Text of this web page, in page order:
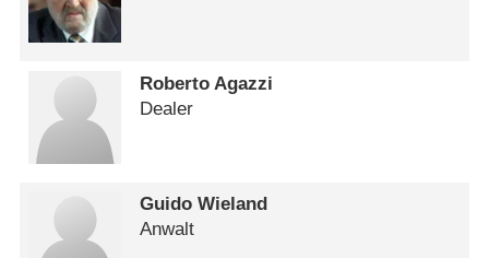
Roberto Agazzi
Dealer
Guido Wieland
Anwalt